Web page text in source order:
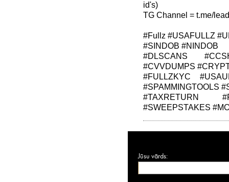
id's)
TG Channel = t.me/
#Fullz #USAFULLZ
#SINDOB #NINDOB
#DLSCANS
#CVVDUMPS
#FULLZKYC
#SPAMMINGTOOLS
#TAXRETURN
#SWEEPSTAKES
Jūsu vārds: